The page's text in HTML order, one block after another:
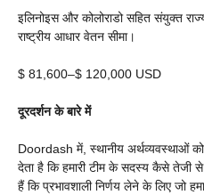
इलिनोइस और कोलोराडो सहित संयुक्त
राष्ट्रीय आधार वेतन सीमा।
$ 81,600–$ 120,000 USD
दूरदर्शन के बारे में
Doordash में, स्थानीय अर्थव्यवस्थाओं
देता है कि हमारी टीम के सदस्य कैसे तेजी
हैं कि प्रभावशाली निर्णय लेने के लिए जो